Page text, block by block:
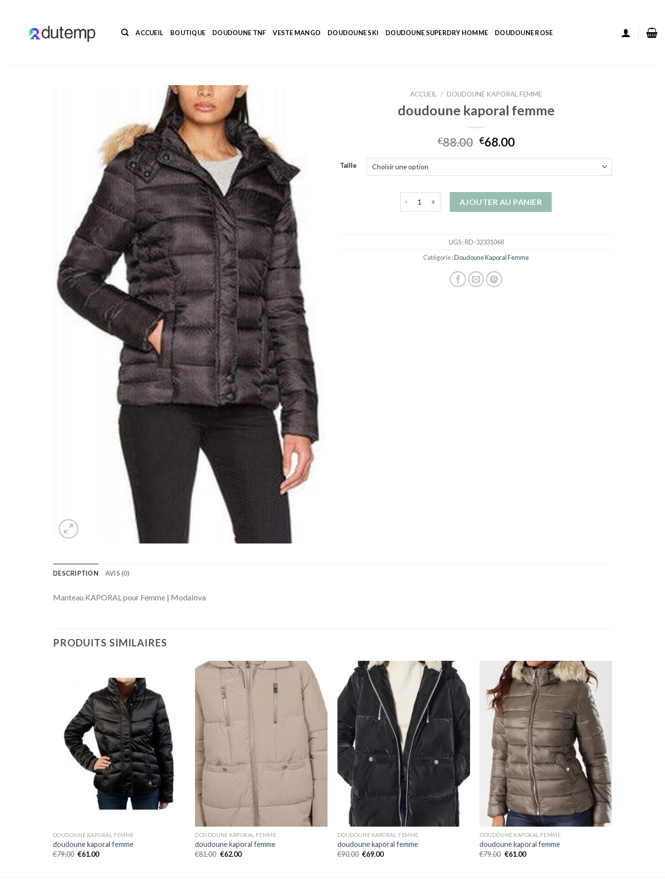
ACCUEIL BOUTIQUE DOUDOUNE TNF VESTE MANGO DOUDOUNE SKI DOUDOUNE SUPERDRY HOMME DOUDOUNE ROSE
ACCUEIL / DOUDOUNE KAPORAL FEMME
doudoune kaporal femme
€88.00 €68.00
Taille
AJOUTER AU PANIER
UGS :RD-32331068
Catégorie :Doudoune Kaporal Femme
DESCRIPTION AVIS (0)
Manteau KAPORAL pour Femme | Modalova
PRODUITS SIMILAIRES
DOUDOUNE KAPORAL FEMME
doudoune kaporal femme
€79.00 €61.00
DOUDOUNE KAPORAL FEMME
doudoune kaporal femme
€81.00 €62.00
DOUDOUNE KAPORAL FEMME
doudoune kaporal femme
€90.00 €69.00
DOUDOUNE KAPORAL FEMME
doudoune kaporal femme
€79.00 €61.00